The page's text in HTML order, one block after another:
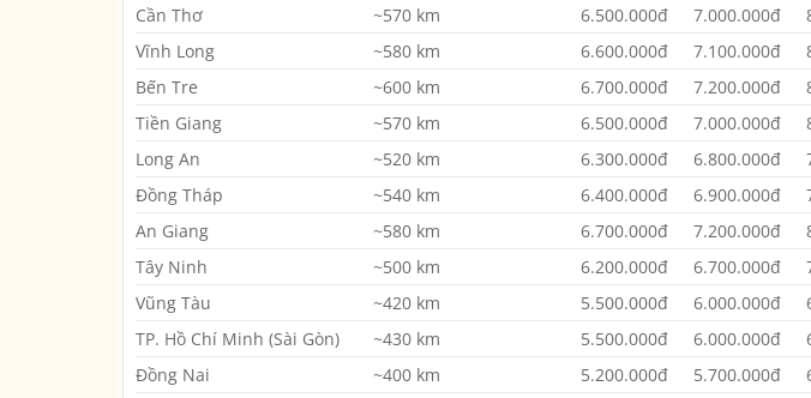
Cần Thơ
~570 km 6.500.000đ 7.000.000đ
Vĩnh Long
~580 km 6.600.000đ 7.100.000đ
Bến Tre
~600 km 6.700.000đ 7.200.000đ
Tiền Giang
~570 km 6.500.000đ 7.000.000đ
Long An
~520 km 6.300.000đ 6.800.000đ
Đồng Tháp
~540 km 6.400.000đ 6.900.000đ
An Giang
~580 km 6.700.000đ 7.200.000đ
Tây Ninh
~500 km 6.200.000đ 6.700.000đ
Vũng Tàu
~420 km 5.500.000đ 6.000.000đ
TP. Hồ Chí Minh (Sài Gòn)
~430 km 5.500.000đ 6.000.000đ
Đồng Nai
~400 km 5.200.000đ 5.700.000đ